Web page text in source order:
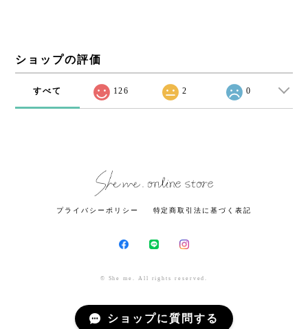
ショップの評価
すべて 126 2 0
プライバシーポリシー 特定商取引法に基づく表記
© She me. All rights reserved.
ショップに質問する